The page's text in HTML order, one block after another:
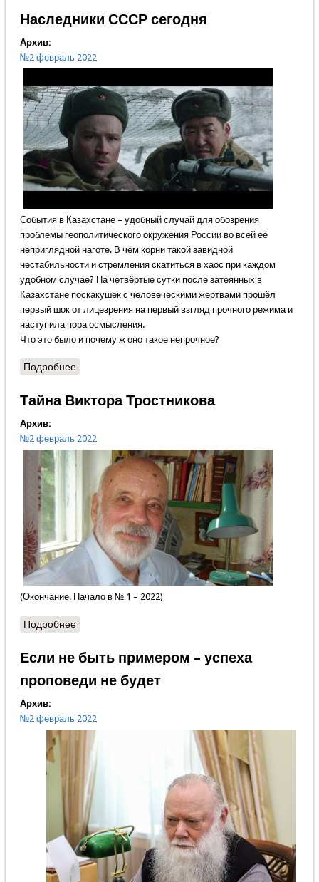
Наследники СССР сегодня
Архив:
№2 февраль 2022
События в Казахстане – удобный случай для обозрения
проблемы геополитического окружения России во всей её
неприглядной наготе. В чём корни такой завидной
нестабильности и стремления скатиться в хаос при каждом
удобном случае? На четвёртые сутки после затеянных в
Казахстане поскакушек с человеческими жертвами прошёл
первый шок от лицезрения на первый взгляд прочного режима и
наступила пора осмысления.
Что это было и почему ж оно такое непрочное?
Подробнеео Наследники СССР сегодня
Тайна Виктора Тростникова
Архив:
№2 февраль 2022
(Окончание. Начало в № 1 – 2022)
Подробнеео Тайна Виктора Тростникова
Если не быть примером – успеха
проповеди не будет
Архив:
№2 февраль 2022